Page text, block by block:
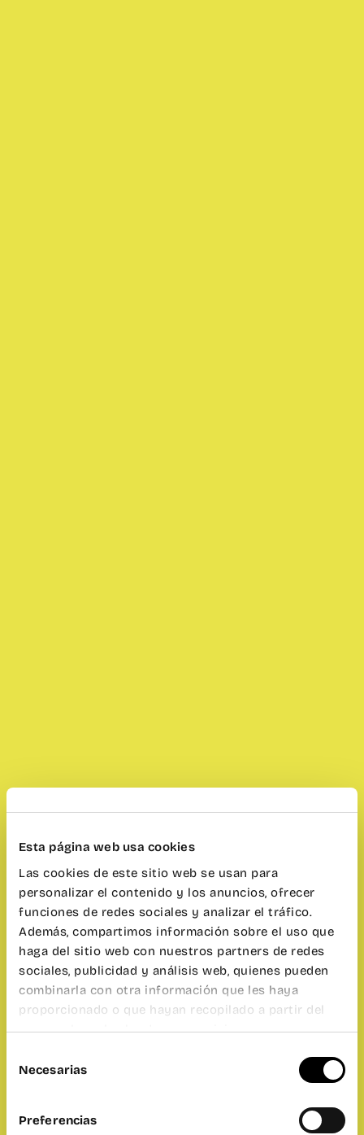
Esta página web usa cookies
Las cookies de este sitio web se usan para
personalizar el contenido y los anuncios, ofrecer
funciones de redes sociales y analizar el tráfico.
Además, compartimos información sobre el uso que
haga del sitio web con nuestros partners de redes
sociales, publicidad y análisis web, quienes pueden
combinarla con otra información que les haya
proporcionado o que hayan recopilado a partir del
uso que haya hecho de sus servicios.
deNecesarias
Preferencias